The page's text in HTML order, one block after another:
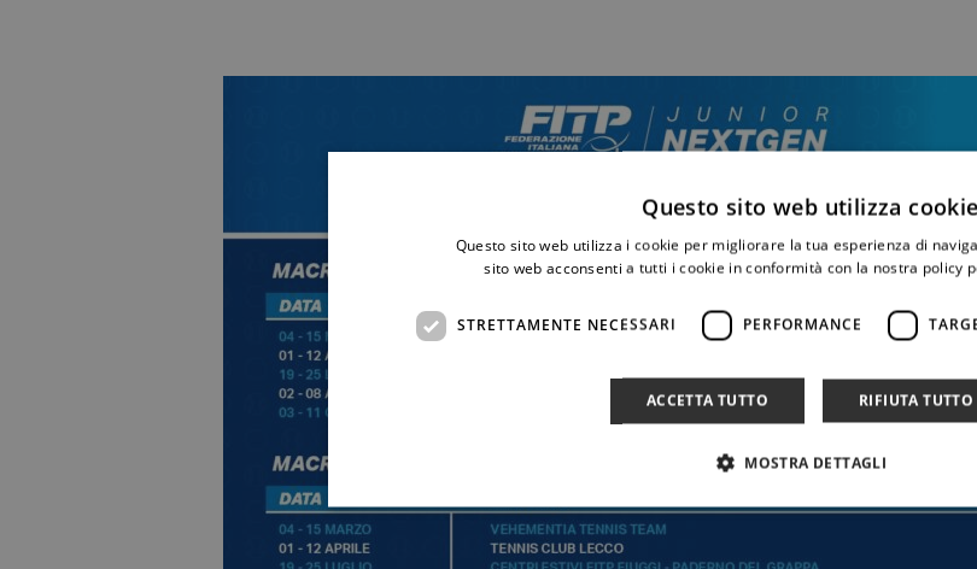
Questo sito web utilizza cookie
Questo sito web utilizza i cookie per migliorare la tua esperienza di
sito web acconsenti a tutti i cookie in conformità con la nostra policy
STRETTAMENTE NECESSARI PERFORMANCE
ACCETTA TUTTO RIFIUTA TUTTO
MOSTRA DETTAGLI